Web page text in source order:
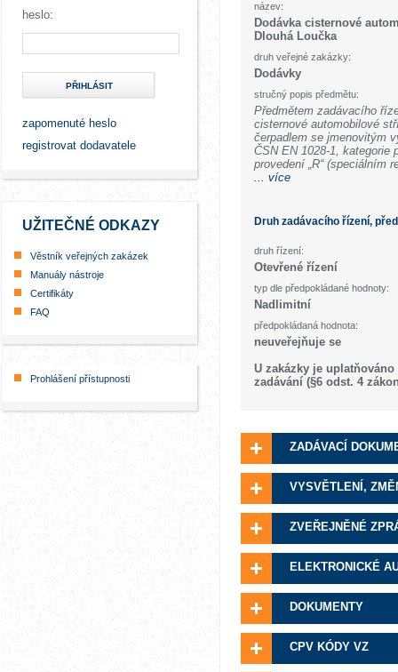
heslo:
PŘIHLÁSIT
zapomenuté heslo
registrovat dodavatele
UŽITEČNÉ ODKAZY
Věstník veřejných zakázek
Manuály nástroje
Certifikáty
FAQ
Prohlášení přístupnosti
název:
Dodávka cisternové
Dlouhá Loučka
druh veřejné zakázky:
Dodávky
stručný popis předmětu:
Předmětem zadávacího
cisternové automobilové
čerpadlem se jmenovitým
ČSN EN 1028-1, kategorie
provedení „R“ (speciálním
... více
Druh zadávacího řízení,
druh řízení:
Otevřené řízení
typ dle předpokládané hodnoty:
Nadlimitní
předpokládaná hodnota:
neuveřejňuje se
U zakázky je
zadávání (§6 odst. 4
ZADÁVACÍ
VYSVĚTLENÍ,
ZVEŘEJNĚNÉ
ELEKTRONICKÉ
DOKUMENTY
CPV KÓDY VZ